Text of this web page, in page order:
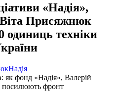
«Надія»,
Віта Присяжнюк
одиниць техніки
Надія